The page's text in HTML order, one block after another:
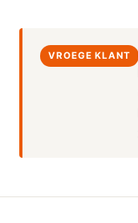
VROEGE KLANT